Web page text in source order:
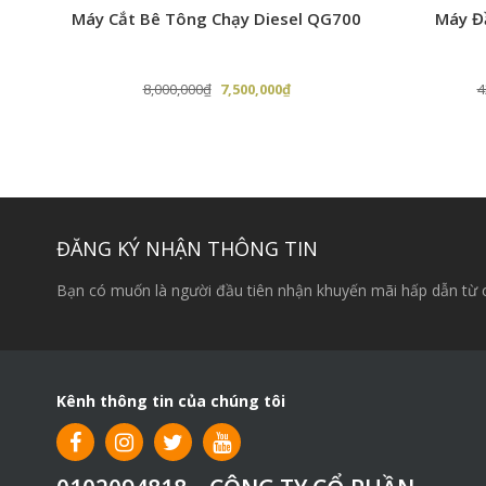
Ống và trục cần cắt cỏ: chắc chắn, cứng cáp hơn
và giảm thiểu độ rung của cần trục trong quá trình
Máy Cắt Bê Tông Chạy Diesel QG700
8,000,000₫ Giá
7,500,000₫Giá
Máy
ĐĂNG KÝ NHẬN THÔNG TIN
Bạn có muốn là người đầu tiên nhận khuyến mãi hấp dẫn từ
Kênh thông tin của chúng tôi